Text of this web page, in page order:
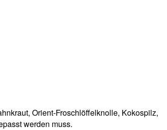
Orient-Froschlöffelknolle, Kokospilz,
werden muss.